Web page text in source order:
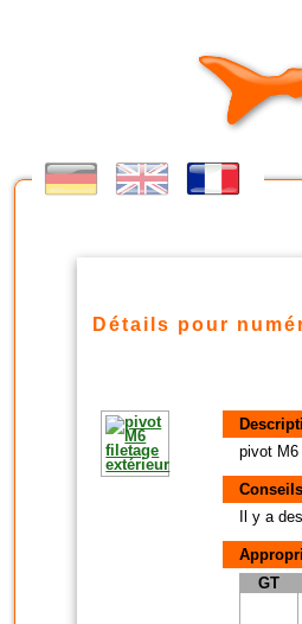
Détails pour
pivot M6
Il y a
GT